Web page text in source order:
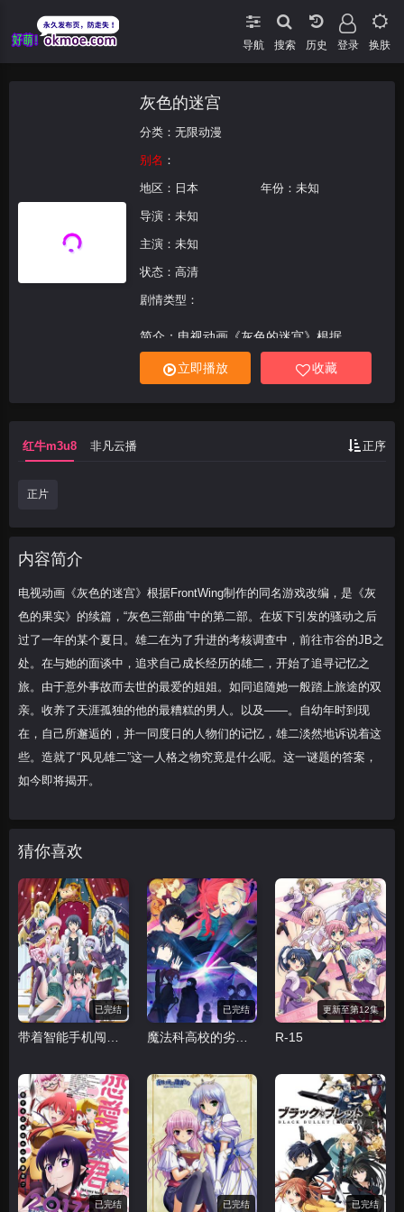
导航 搜索 登录 换肤
灰色的迷宫
分类： 无限动漫
别名 ：
地区： 日本 年份：未知
导演：未知
主演：未知
状态：高清
剧情类型：
简介：电视动画《灰色的迷宫》根据
FrontWing制作的同名游戏改编，是《灰色
的果实》的续篇，“灰色三部曲”中的第二
部。在坂下引发的骚动之后过了一年的某个
立即播放 收藏
红牛m3u8 非凡云播 正序
正片
内容简介
电视动画《灰色的迷宫》根据FrontWing制作的同名游戏改编，是《灰
色的果实》的续篇，“灰色三部曲”中的第二部。在坂下引发的骚动之后
过了一年的某个夏日。雄二在为了升进的考核调查中，前往市谷的JB之
处。在与她的面谈中，追求自己成长经历的雄二，开始了追寻记忆之
旅。由于意外事故而去世的最爱的姐姐。如同追随她一般踏上旅途的双
亲。收养了天涯孤独的他的最糟糕的男人。以及——。自幼年时到现
在，自己所邂逅的，并一同度日的人物们的记忆，雄二淡然地诉说着这
些。造就了“风见雄二”这一人格之物究竟是什么呢。这一谜题的答案，
如今即将揭开。
猜你喜欢
已完结 已完结
魔法科高校的劣等生 来访者篇
更新至第12集
R-15
已完结 已完结 已完结